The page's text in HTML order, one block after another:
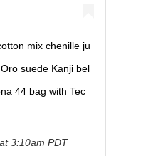
mix chenille ju
suede Kanji bel
44 bag with Tec
3:10am PDT